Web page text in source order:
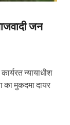
जन
न्यायाधीश
का मुकदमा दायर